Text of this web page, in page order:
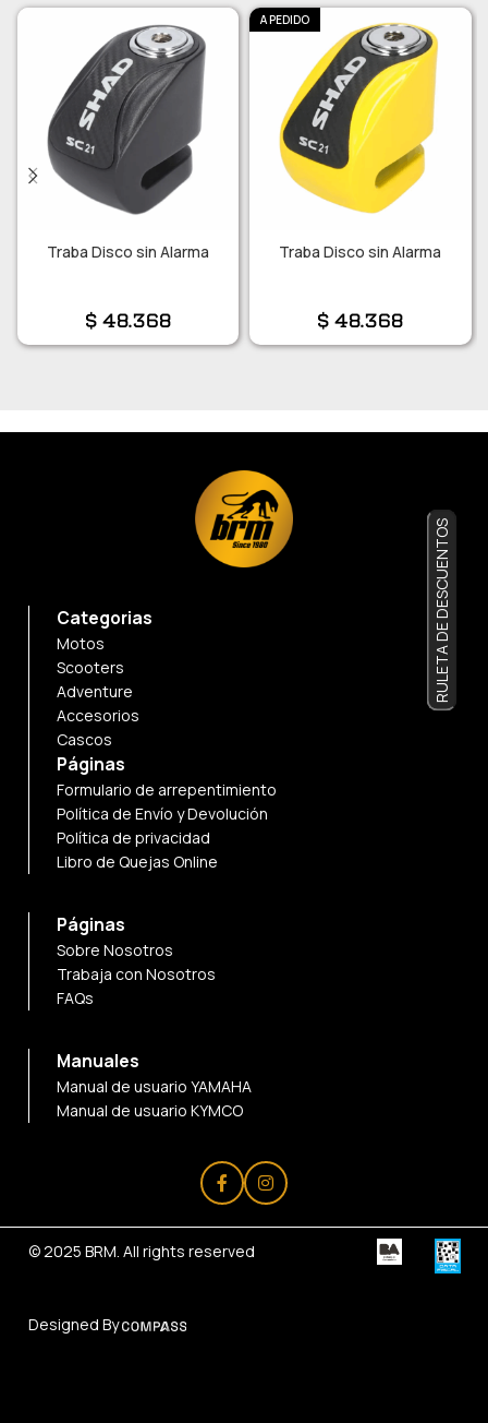
Traba Disco sin Alarma
$48.368
A PEDIDO
Traba Disco sin Alarma
$48.368
Categorias
Motos
Scooters
Adventure
Accesorios
Cascos
Páginas
Formulario de arrepentimiento
Política de Envío y Devolución
Política de privacidad
Libro de Quejas Online
Páginas
Sobre Nosotros
Trabaja con Nosotros
FAQs
Manuales
Manual de usuario YAMAHA
Manual de usuario KYMCO
© 2025 BRM. All rights reserved
Designed By
RULETA DE DESCUENTOS